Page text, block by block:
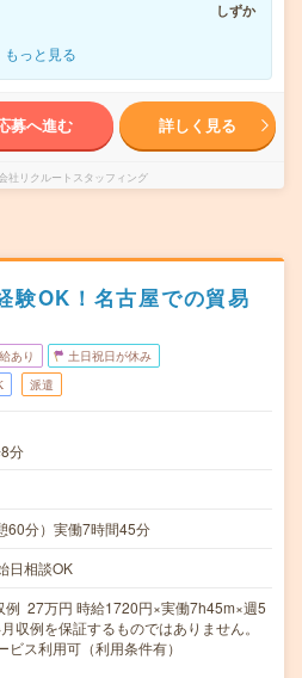
しずか
もっと見る
募へ進む 詳しく見る
社リクルートスタッフィング
験OK！名古屋での貿易
あり 土日祝日が休み
派遣
分
60分）実働7時間45分
日相談OK
27万円 時給1720円×実働7h45m×週5
収例を保証するものではありません。
ス利用可（利用条件有）